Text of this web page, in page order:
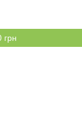
грн